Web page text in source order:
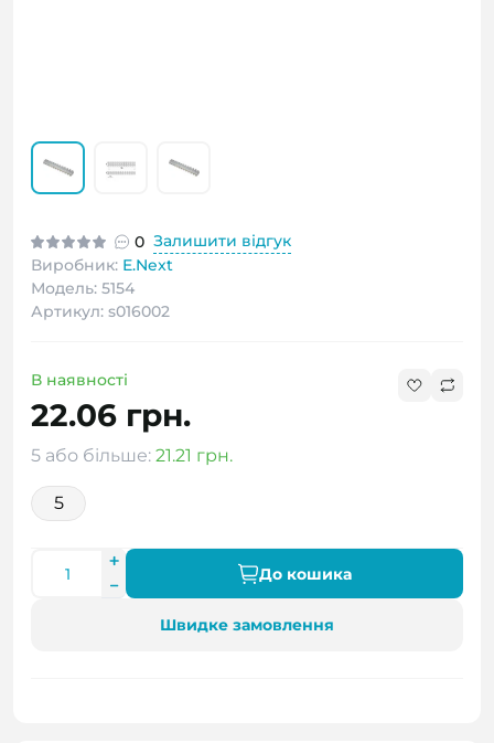
0 Залишити відгук
Виробник: E.Next
Модель: 5154
Артикул: s016002
В наявності
22.06 грн.
5 або більше: 21.21 грн.
5
До кошика
Швидке замовлення